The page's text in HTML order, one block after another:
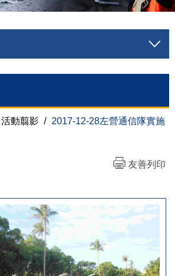
活動翦影 / 2017-12-28左營通信隊實施
友善列印